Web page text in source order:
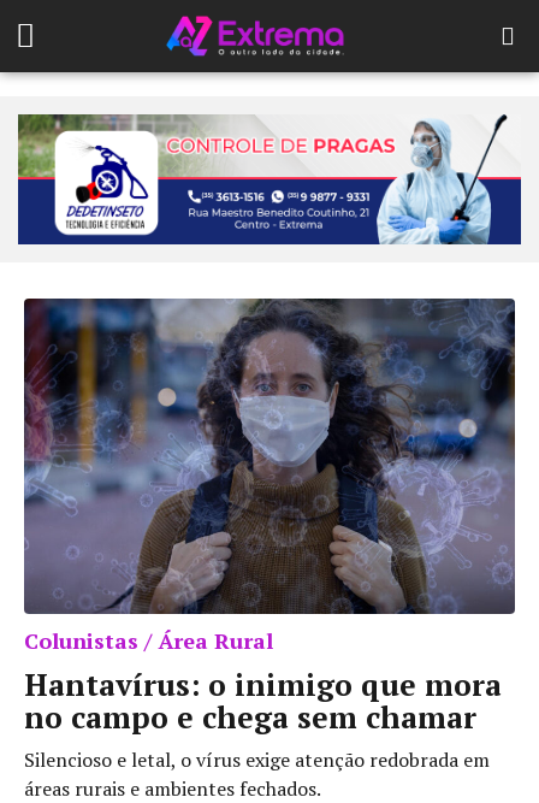
Colunistas / Área Rural
Hantavírus: o inimigo que mora
no campo e chega sem chamar
Silencioso e letal, o vírus exige atenção redobrada em
áreas rurais e ambientes fechados.